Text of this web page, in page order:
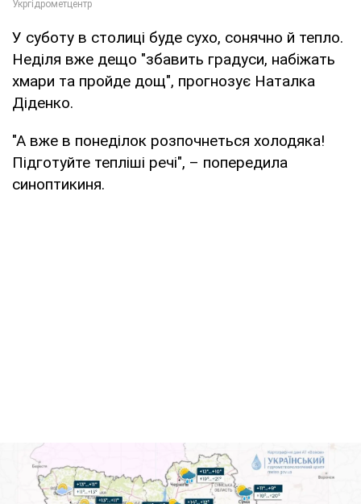
У суботу в столиці буде сухо, сонячно й тепло.
Неділя вже дещо "збавить градуси, набіжать
хмари та пройде дощ", прогнозує Наталка
Діденко.
"А вже в понеділок розпочнеться холодяка!
Підготуйте тепліші речі", – попередила
синоптикиня.